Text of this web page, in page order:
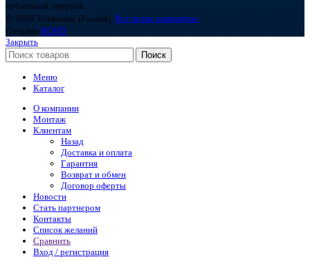
публичной офертой.
© 2026 Теплоплас (Россия). Все права защищены.
Создано BOND
Закрыть
Поиск
Меню
Каталог
О компании
Монтаж
Клиентам
Назад
Доставка и оплата
Гарантия
Возврат и обмен
Договор оферты
Новости
Стать партнером
Контакты
Список желаний
Сравнить
Вход / регистрация